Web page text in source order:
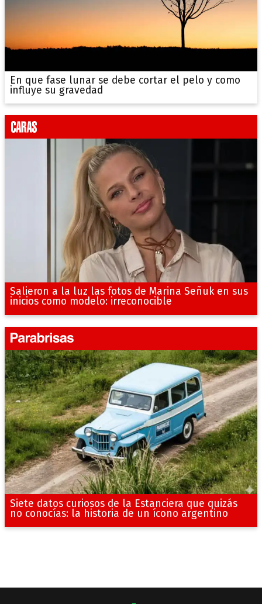
En que fase lunar se debe cortar el pelo y como
influye su gravedad
Salieron a la luz las fotos de Marina Señuk en sus
inicios como modelo: irreconocible
Siete datos curiosos de la Estanciera que quizás
no conocías: la historia de un ícono argentino